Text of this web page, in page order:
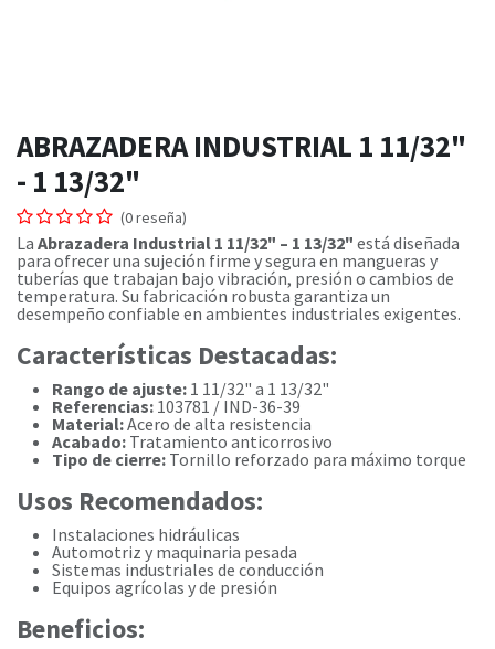
ABRAZADERA INDUSTRIAL 1 11/32"
- 1 13/32"
(0 reseña)
La Abrazadera Industrial 1 11/32" – 1 13/32" está diseñada
para ofrecer una sujeción firme y segura en mangueras y
tuberías que trabajan bajo vibración, presión o cambios de
temperatura. Su fabricación robusta garantiza un
desempeño confiable en ambientes industriales exigentes.
Características Destacadas:
Rango de ajuste: 1 11/32" a 1 13/32"
Referencias: 103781 / IND-36-39
Material:Acero de alta resistencia
Acabado: Tratamiento anticorrosivo
Tipo de cierre: Tornillo reforzado para máximo torque
Usos Recomendados:
Instalaciones hidráulicas
Automotriz y maquinaria pesada
Sistemas industriales de conducción
Equipos agrícolas y de presión
Beneficios: